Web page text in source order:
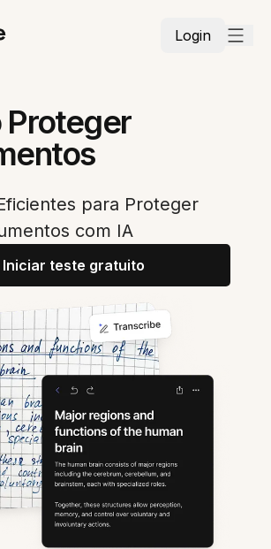
Login
Proteger
para Proteger
com IA
Iniciar teste gratuito